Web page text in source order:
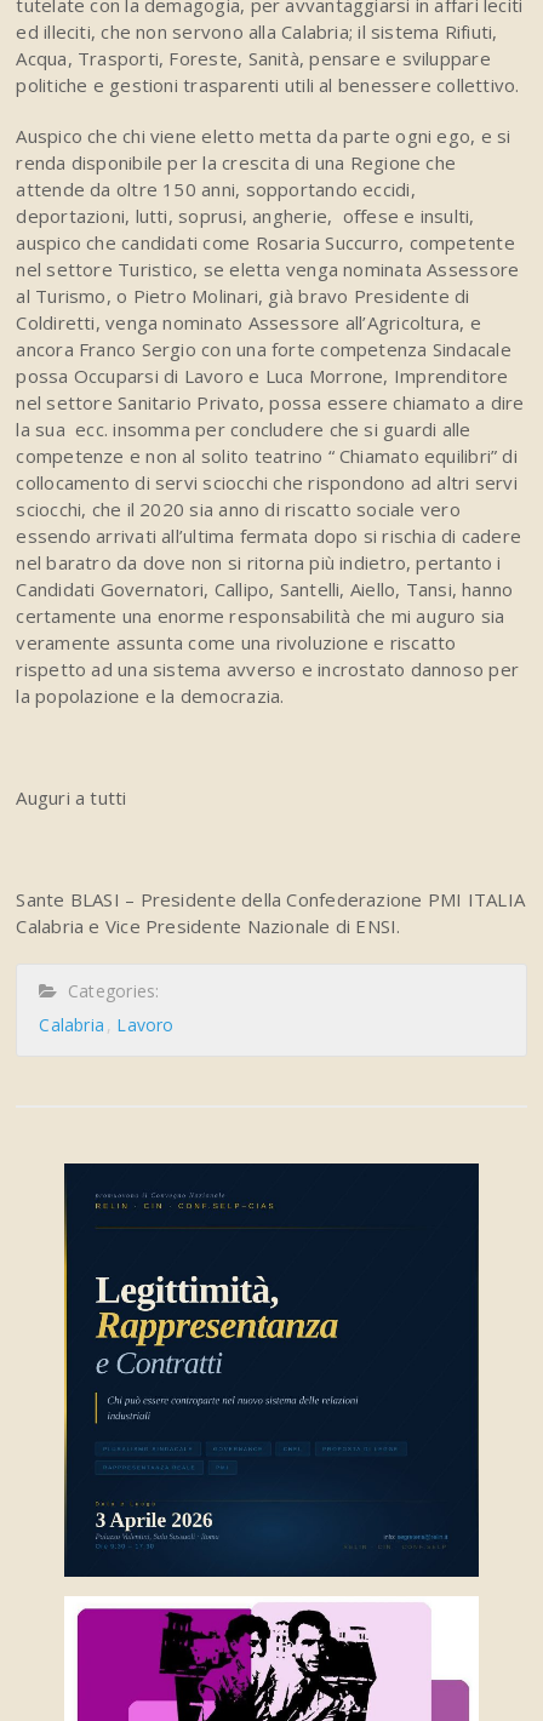
tutelate con la demagogia, per avvantaggiarsi in affari leciti
ed illeciti, che non servono alla Calabria; il sistema Rifiuti,
Acqua, Trasporti, Foreste, Sanità, pensare e sviluppare
politiche e gestioni trasparenti utili al benessere collettivo.
Auspico che chi viene eletto metta da parte ogni ego, e si
renda disponibile per la crescita di una Regione che
attende da oltre 150 anni, sopportando eccidi,
deportazioni, lutti, soprusi, angherie, offese e insulti,
auspico che candidati come Rosaria Succurro, competente
nel settore Turistico, se eletta venga nominataAssessore
al Turismo, o Pietro Molinari, già bravo Presidente di
Coldiretti, venga nominato Assessore all’Agricoltura, e
ancora Franco Sergio con una forte competenza Sindacale
possa Occuparsi di Lavoro e Luca Morrone, Imprenditore
nel settore Sanitario Privato, possa essere chiamato a dire
la sua ecc. insomma per concludere che si guardi alle
competenze e non al solito teatrino “ Chiamato equilibri” di
collocamento di servi sciocchi che rispondono ad altri servi
sciocchi, che il 2020 sia anno di riscatto sociale vero
essendo arrivati all’ultima fermata dopo si rischia di cadere
nel baratro da dove non si ritorna più indietro, pertanto i
Candidati Governatori, Callipo, Santelli, Aiello, Tansi, hanno
certamente una enorme responsabilità che mi auguro sia
veramente assunta come una rivoluzione e riscatto
rispetto ad una sistema avverso e incrostato dannoso per
la popolazione e la democrazia.
Auguri a tutti
Sante BLASI – Presidente della Confederazione PMI ITALIA
Calabria e Vice Presidente Nazionale di ENSI.
Categories:
Calabria
Lavoro